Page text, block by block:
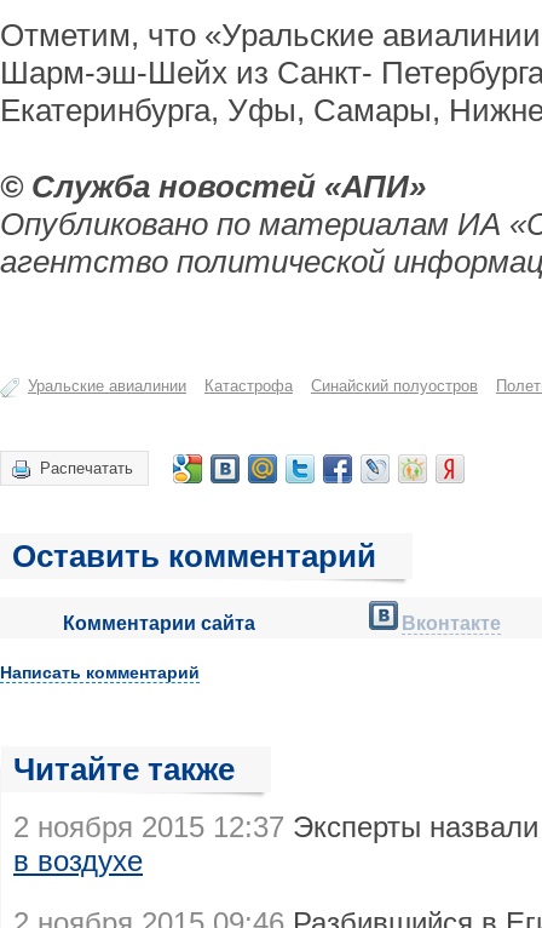
Отметим, что «Уральские
Шарм-эш-Шейх из Санкт-
Екатеринбурга, Уфы, Самары,
© Служба новостей «АПИ»
Опубликовано по материалам ИА
агентство политической
Уральские авиалинии Катастрофа Синайский полуостров
Распечатать
Оставить комментарий
Комментарии сайта Вконтакте
Написать комментарий
Читайте также
2 ноября 2015 12:37 Эксперты
в воздухе